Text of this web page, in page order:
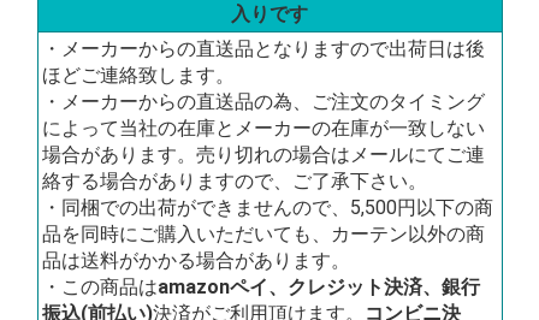
入りです
・メーカーからの直送品となりますので出荷日は後
ほどご連絡致します。
・メーカーからの直送品の為、ご注文のタイミング
によって当社の在庫とメーカーの在庫が一致しない
場合があります。売り切れの場合はメールにてご連
絡する場合がありますので、ご了承下さい。
・同梱での出荷ができませんので、5,500円以下の商
品を同時にご購入いただいても、カーテン以外の商
品は送料がかかる場合があります。
・この商品はamazonペイ、クレジット決済、銀行
振込(前払い)決済がご利用頂けます。 コンビニ決